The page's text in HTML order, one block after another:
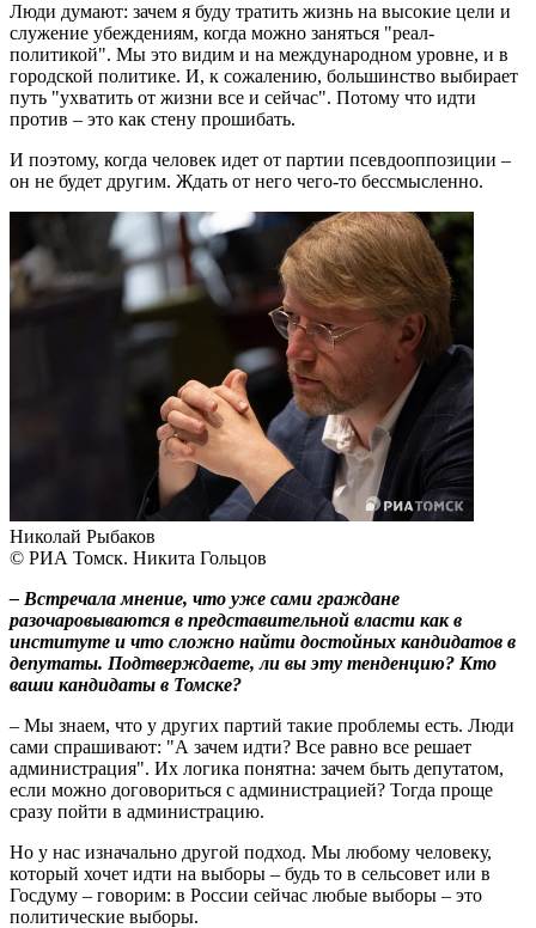
Люди думают: зачем я буду тратить жизнь на высокие цели и
служение убеждениям, когда можно заняться "реал-
политикой". Мы это видим и на международном уровне, и в
городской политике. И, к сожалению, большинство выбирает
путь "ухватить от жизни все и сейчас". Потому что идти
против – это как стену прошибать.
И поэтому, когда человек идет от партии псевдооппозиции –
он не будет другим. Ждать от него чего-то бессмысленно.
Николай Рыбаков
© РИА Томск. Никита Гольцов
– Встречала мнение, что уже сами граждане
разочаровываются в представительной власти как в
институте и что сложно найти достойных кандидатов в
депутаты. Подтверждаете, ли вы эту тенденцию? Кто
ваши кандидаты в Томске?
– Мы знаем, что у других партий такие проблемы есть. Люди
сами спрашивают: "А зачем идти? Все равно все решает
администрация". Их логика понятна: зачем быть депутатом,
если можно договориться с администрацией? Тогда проще
сразу пойти в администрацию.
Но у нас изначально другой подход. Мы любому человеку,
который хочет идти на выборы – будь то в сельсовет или в
Госдуму – говорим: в России сейчас любые выборы – это
политические выборы.